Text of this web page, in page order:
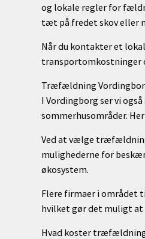
og lokale regler for
tæt på fredet skov eller
Når du kontakter et
transportomkostninger
Træfældning
I Vordingborg ser vi
sommerhusområder.
Ved at vælge
mulighederne for
økosystem.
Flere firmaer i området
hvilket gør det muligt at
Hvad koster